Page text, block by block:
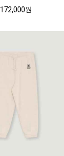
172,000원